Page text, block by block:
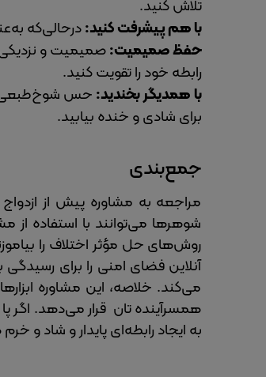
تلاش کنید.
با هم پیشرفت کنید:درحالی‌که
حفظ صمیمیت:صمیمیت و
رابطه خود را تقویت کنید.
با همدیگر بخندید:حس شوخ‌طبعی
برای شادی و خنده بیابید.
جمع‌بندی
مراجعه به مشاوره پیش از
شوهرها می‌توانند با استفاده از
روش‌های حل مؤثر اختلاف را
آنلاین فضای امنی را برای
می‌کند. خلاصه، این مشاوره
همسرآینده تان قرار می‌دهد. اگر پا
به ایجاد رابطه‌ای پایدار و شاد و